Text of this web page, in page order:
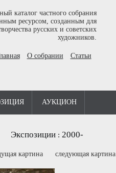
каталог частного собрания
ресурсом, созданным для
русских и советских
художников.
О собрании Статьи
АУКЦИОН
Экспозиции: 2000-
картина следующая картина